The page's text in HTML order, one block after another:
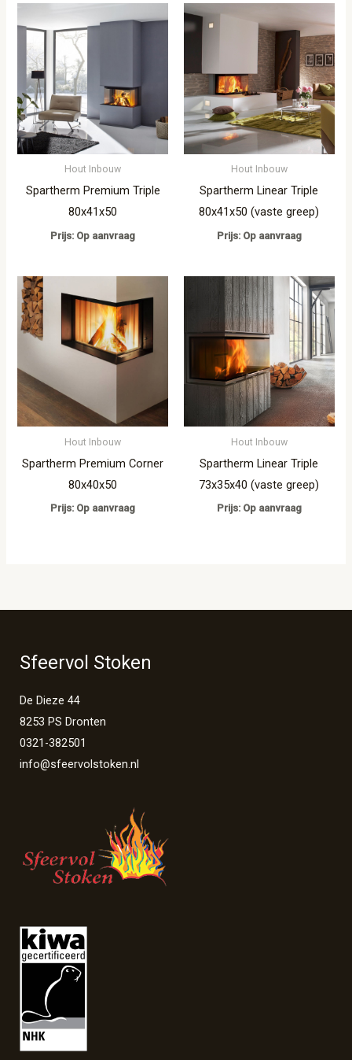
Hout Inbouw
Spartherm Premium Triple
80x41x50
Prijs: Op aanvraag
Hout Inbouw
Spartherm Linear Triple
80x41x50 (vaste greep)
Prijs: Op aanvraag
Hout Inbouw
Spartherm Premium Corner
80x40x50
Prijs: Op aanvraag
Hout Inbouw
Spartherm Linear Triple
73x35x40 (vaste greep)
Prijs: Op aanvraag
Sfeervol Stoken
De Dieze 44
8253 PS Dronten
0321-382501
info@sfeervolstoken.nl